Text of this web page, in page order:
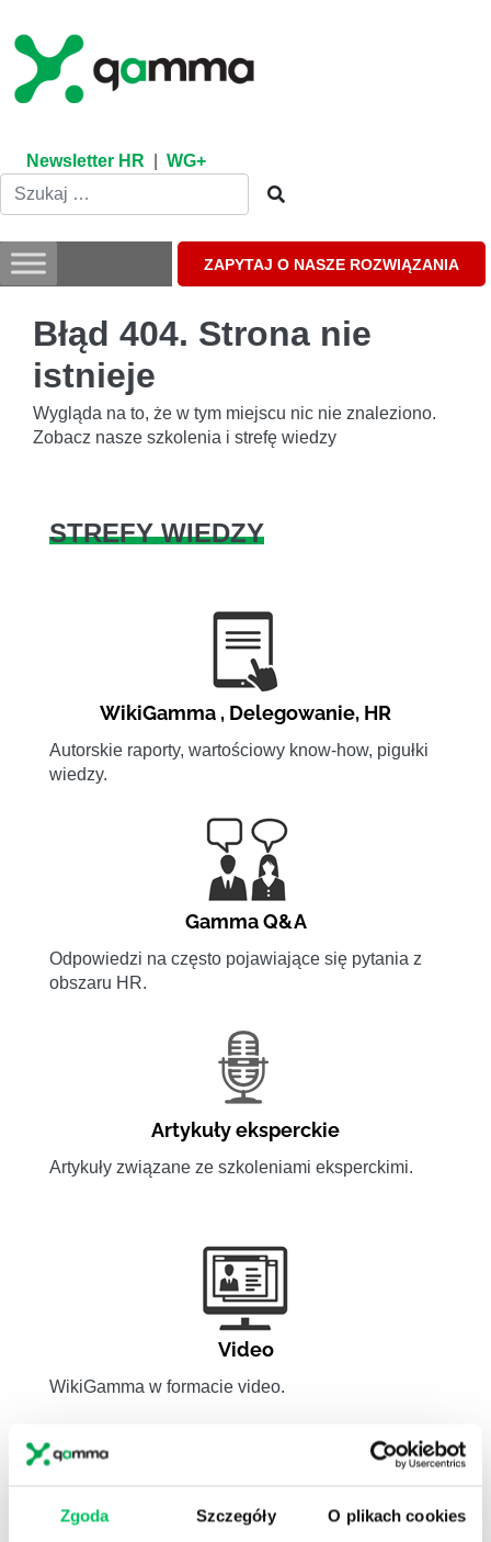
Zgoda Szczegóły O plikach cookies
content
Newsletter HR WG+
ZAPYTAJ O NASZE ROZWIĄZANIA
Błąd 404. Strona nie
istnieje
Wygląda na to, że w tym miejscu nic nie znaleziono.
Zobacz nasze szkolenia i strefę wiedzy
STREFY WIEDZY
WikiGamma , Delegowanie, HR
Autorskie raporty, wartościowy know-how, pigułki
wiedzy.
Gamma Q&A
Odpowiedzi na często pojawiające się pytania z
obszaru HR.
Artykuły eksperckie
Artykuły związane ze szkoleniami eksperckimi.
Video
WikiGamma w formacie video.